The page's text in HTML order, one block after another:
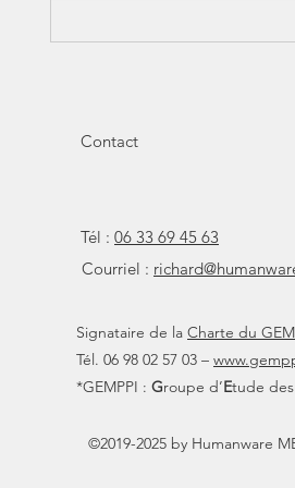
Proust : à la recherche de la
Contact
Tél : 06 33 69 45 63
Courriel :
Signataire de la Charte du
Tél. 06 98 02 57 03 –
*GEMPPI : Groupe d’Etude des
©2019-2025 by Humanware